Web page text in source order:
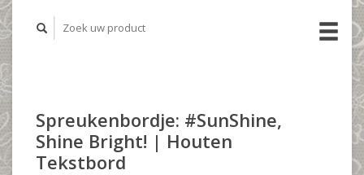
Spreukenbordje: #SunShine,
Shine Bright! | Houten
Tekstbord